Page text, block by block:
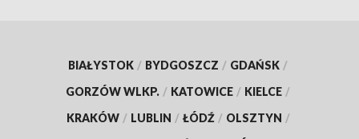
BIAŁYSTOK / BYDGOSZCZ / GDAŃSK /
GORZÓW WLKP. / KATOWICE / KIELCE /
KRAKÓW / LUBLIN / ŁÓDŹ / OLSZTYN /